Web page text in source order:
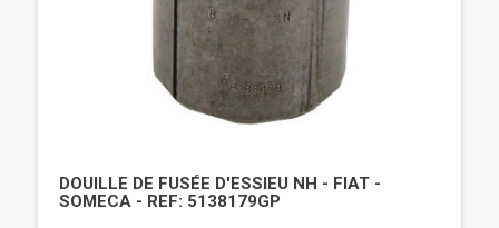
DOUILLE DE FUSÉE D'ESSIEU NH - FIAT -
SOMECA - REF: 5138179GP